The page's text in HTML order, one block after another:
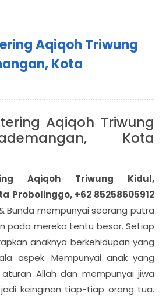
Aqiqoh Triwung
Kota
Aqiqoh Triwung
Kota
Aqiqoh Triwung Kidul,
Probolinggo, +62 85258605912
Bunda mempunyai seorang putra
pada mereka tentu besar. Setiap
anaknya berkehidupan yang
aspek. Mempunyai anak yang
Allah dan mempunyai jiwa
keinginan tiap-tiap orang tua.